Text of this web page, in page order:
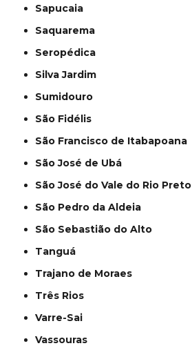
Sapucaia
Saquarema
Seropédica
Silva Jardim
Sumidouro
São Fidélis
São Francisco de Itabapoana
São José de Ubá
São José do Vale do Rio Preto
São Pedro da Aldeia
São Sebastião do Alto
Tanguá
Trajano de Moraes
Três Rios
Varre-Sai
Vassouras